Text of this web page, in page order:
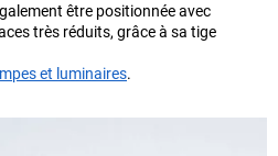
être positionnée avec
très réduits, grâce à sa tige
et luminaires.